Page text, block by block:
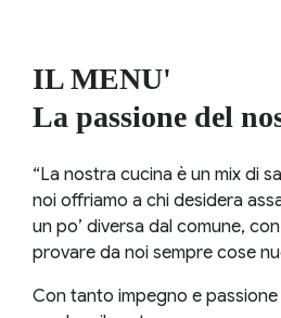
IL MENU'
La passione del
“La nostra cucina è un mix di
noi offriamo a chi desidera
un po’ diversa dal comune,
provare da noi sempre cose
Con tanto impegno e